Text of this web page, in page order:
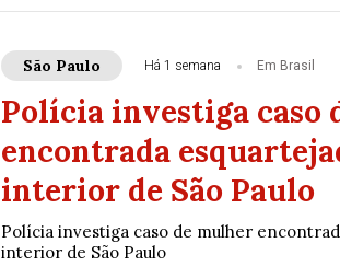
São Paulo Há 1 semana Em Brasil
Polícia investiga caso
encontrada
interior de São Paulo
Polícia investiga caso de mulher
interior de São Paulo